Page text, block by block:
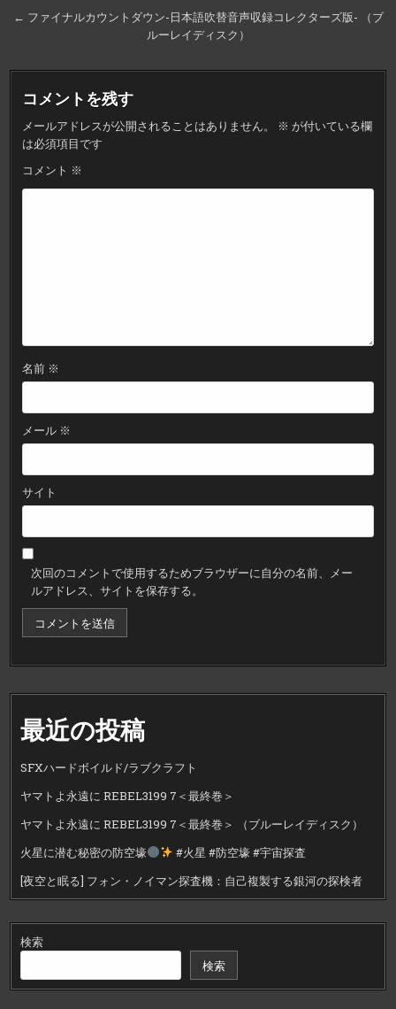
稿
ビ
ゲ
ー
シ
ョ
ン
← ファイナルカウントダウン-日本語吹替音声収録コレクターズ版- （ブ
ルーレイディスク）
コメントを残す
メールアドレスが公開されることはありません。 ※ が付いている欄
は必須項目です
コメント ※
名前 ※
メール ※
サイト
次回のコメントで使用するためブラウザーに自分の名前、メー
ルアドレス、サイトを保存する。
最近の投稿
SFXハードボイルド/ラブクラフト
ヤマトよ永遠に REBEL3199 7＜最終巻＞
ヤマトよ永遠に REBEL3199 7＜最終巻＞ （ブルーレイディスク）
火星に潜む秘密の防空壕
#火星 #防空壕 #宇宙探査
[夜空と眠る] フォン・ノイマン探査機：自己複製する銀河の探検者
検索
検索